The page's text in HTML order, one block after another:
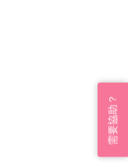
需要協助？